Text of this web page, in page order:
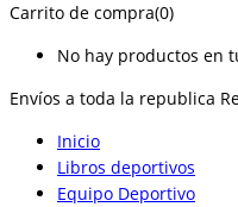
Carrito de compra(0)
No hay productos en
Envíos a toda la republica
Inicio
Libros deportivos
Equipo Deportivo